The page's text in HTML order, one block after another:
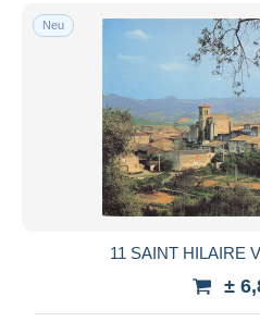
Neu
11 SAINT HILAIRE
±